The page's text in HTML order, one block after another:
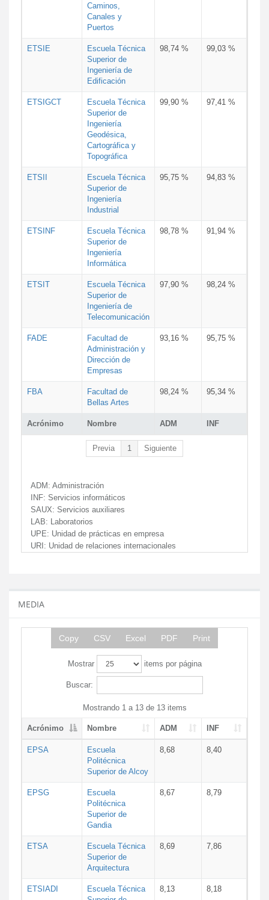
Acrónimo Nombre ADM INF
Caminos,
Canales y
Puertos
ETSIE
Escuela Técnica
Superior de
Ingeniería de
Edificación
98,74 % 99,03 %
ETSIGCT
Escuela Técnica
Superior de
Ingeniería
Geodésica,
Cartográfica y
Topográfica
99,90 % 97,41 %
ETSII
Escuela Técnica
Superior de
Ingeniería
Industrial
95,75 % 94,83 %
ETSINF
Escuela Técnica
Superior de
Ingeniería
Informática
98,78 % 91,94 %
ETSIT
Escuela Técnica
Superior de
Ingeniería de
Telecomunicación
97,90 % 98,24 %
FADE
Facultad de
Administración y
Dirección de
Empresas
93,16 % 95,75 %
FBA
Facultad de
Bellas Artes
98,24 % 95,34 %
Previa 1 Siguiente
ADM: Administración
INF: Servicios informáticos
SAUX: Servicios auxiliares
LAB: Laboratorios
UPE: Unidad de prácticas en empresa
URI: Unidad de relaciones internacionales
MEDIA
Copy CSV Excel PDF Print
Mostrar items por página
Buscar:
Mostrando 1 a 13 de 13 items
Acrónimo Nombre ADM INF
EPSA
Escuela
Politécnica
Superior de Alcoy
8,68 8,40
EPSG
Escuela
Politécnica
Superior de
Gandia
8,67 8,79
ETSA
Escuela Técnica
Superior de
Arquitectura
8,69 7,86
ETSIADI
Escuela Técnica
8,13 8,18